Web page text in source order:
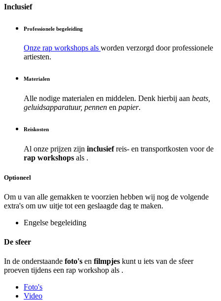
Inclusief
Professionele begeleiding
Onze rap workshops als worden verzorgd door professionele
artiesten.
Materialen
Alle nodige materialen en middelen. Denk hierbij aan beats,
geluidsapparatuur, pennen en papier.
Reiskosten
Al onze prijzen zijn inclusiefreis- en transportkosten voor de
rap workshops als .
Optioneel
Om u van alle gemakken te voorzien hebben wij nog de volgende
extra's om uw uitje tot een geslaagde dag te maken.
Engelse begeleiding
De sfeer
In de onderstaande foto's en filmpjes kunt u iets van de sfeer
proeven tijdens een rap workshop als .
Foto's
Video